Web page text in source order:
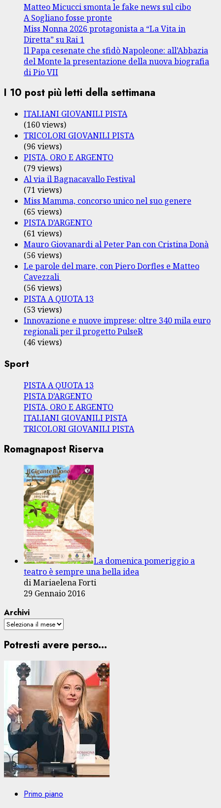
Matteo Micucci smonta le fake news sul cibo
A Sogliano fosse pronte
Miss Nonna 2026 protagonista a “La Vita in
Diretta” su Rai 1
Il Papa cesenate che sfidò Napoleone: all’Abbazia
del Monte la presentazione della nuova biografia
di Pio VII
I 10 post più letti della settimana
ITALIANI GIOVANILI PISTA
(160 views)
TRICOLORI GIOVANILI PISTA
(96 views)
PISTA, ORO E ARGENTO
(79 views)
Al via il Bagnacavallo Festival
(71 views)
Miss Mamma, concorso unico nel suo genere
(65 views)
PISTA D’ARGENTO
(61 views)
Mauro Giovanardi al Peter Pan con Cristina Donà
(56 views)
Le parole del mare, con Piero Dorfles e Matteo
Cavezzali
(56 views)
PISTA A QUOTA 13
(53 views)
Innovazione e nuove imprese: oltre 340 mila euro
regionali per il progetto PulseR
(46 views)
Sport
PISTA A QUOTA 13
PISTA D’ARGENTO
PISTA, ORO E ARGENTO
ITALIANI GIOVANILI PISTA
TRICOLORI GIOVANILI PISTA
Romagnapost Riserva
La domenica pomeriggio a
teatro è sempre una bella idea
di Mariaelena Forti
29 Gennaio 2016
Archivi
Potresti avere perso...
Primo piano